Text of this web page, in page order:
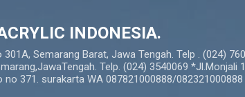
INDONESIA.
Semarang Barat, Jawa Tengah. Telp . (024)
Telp. (024) 3540069 *Jl.Monjali
371. surakarta WA 087821000888/082321000888